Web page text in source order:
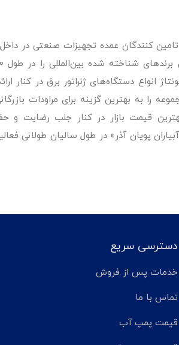
تامین کنندگان عمده تجهیزات صنعتی در
انواع دستگاه‌های ژنراتور برق در کنار
را به بهترین گزینه برای مراودات
قیمت بازار در کنار جلب رضایت و
پویان آذر» در طول سالیان طولانی
دسترسی سریع
خدمات پس از فروش
تماس با ما
قیمت پمپ آب